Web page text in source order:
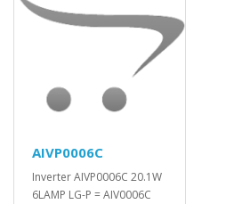
AIVP0006C
Inverter AIVP0006C 20.1W
6LAMP LG-P = AIV0006C